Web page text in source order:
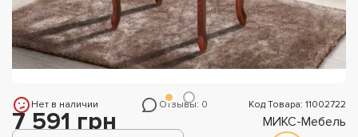
Нет в наличии Отзывы: 0 Код Товара: 11002722
7 591 грн МИКС-Мебель